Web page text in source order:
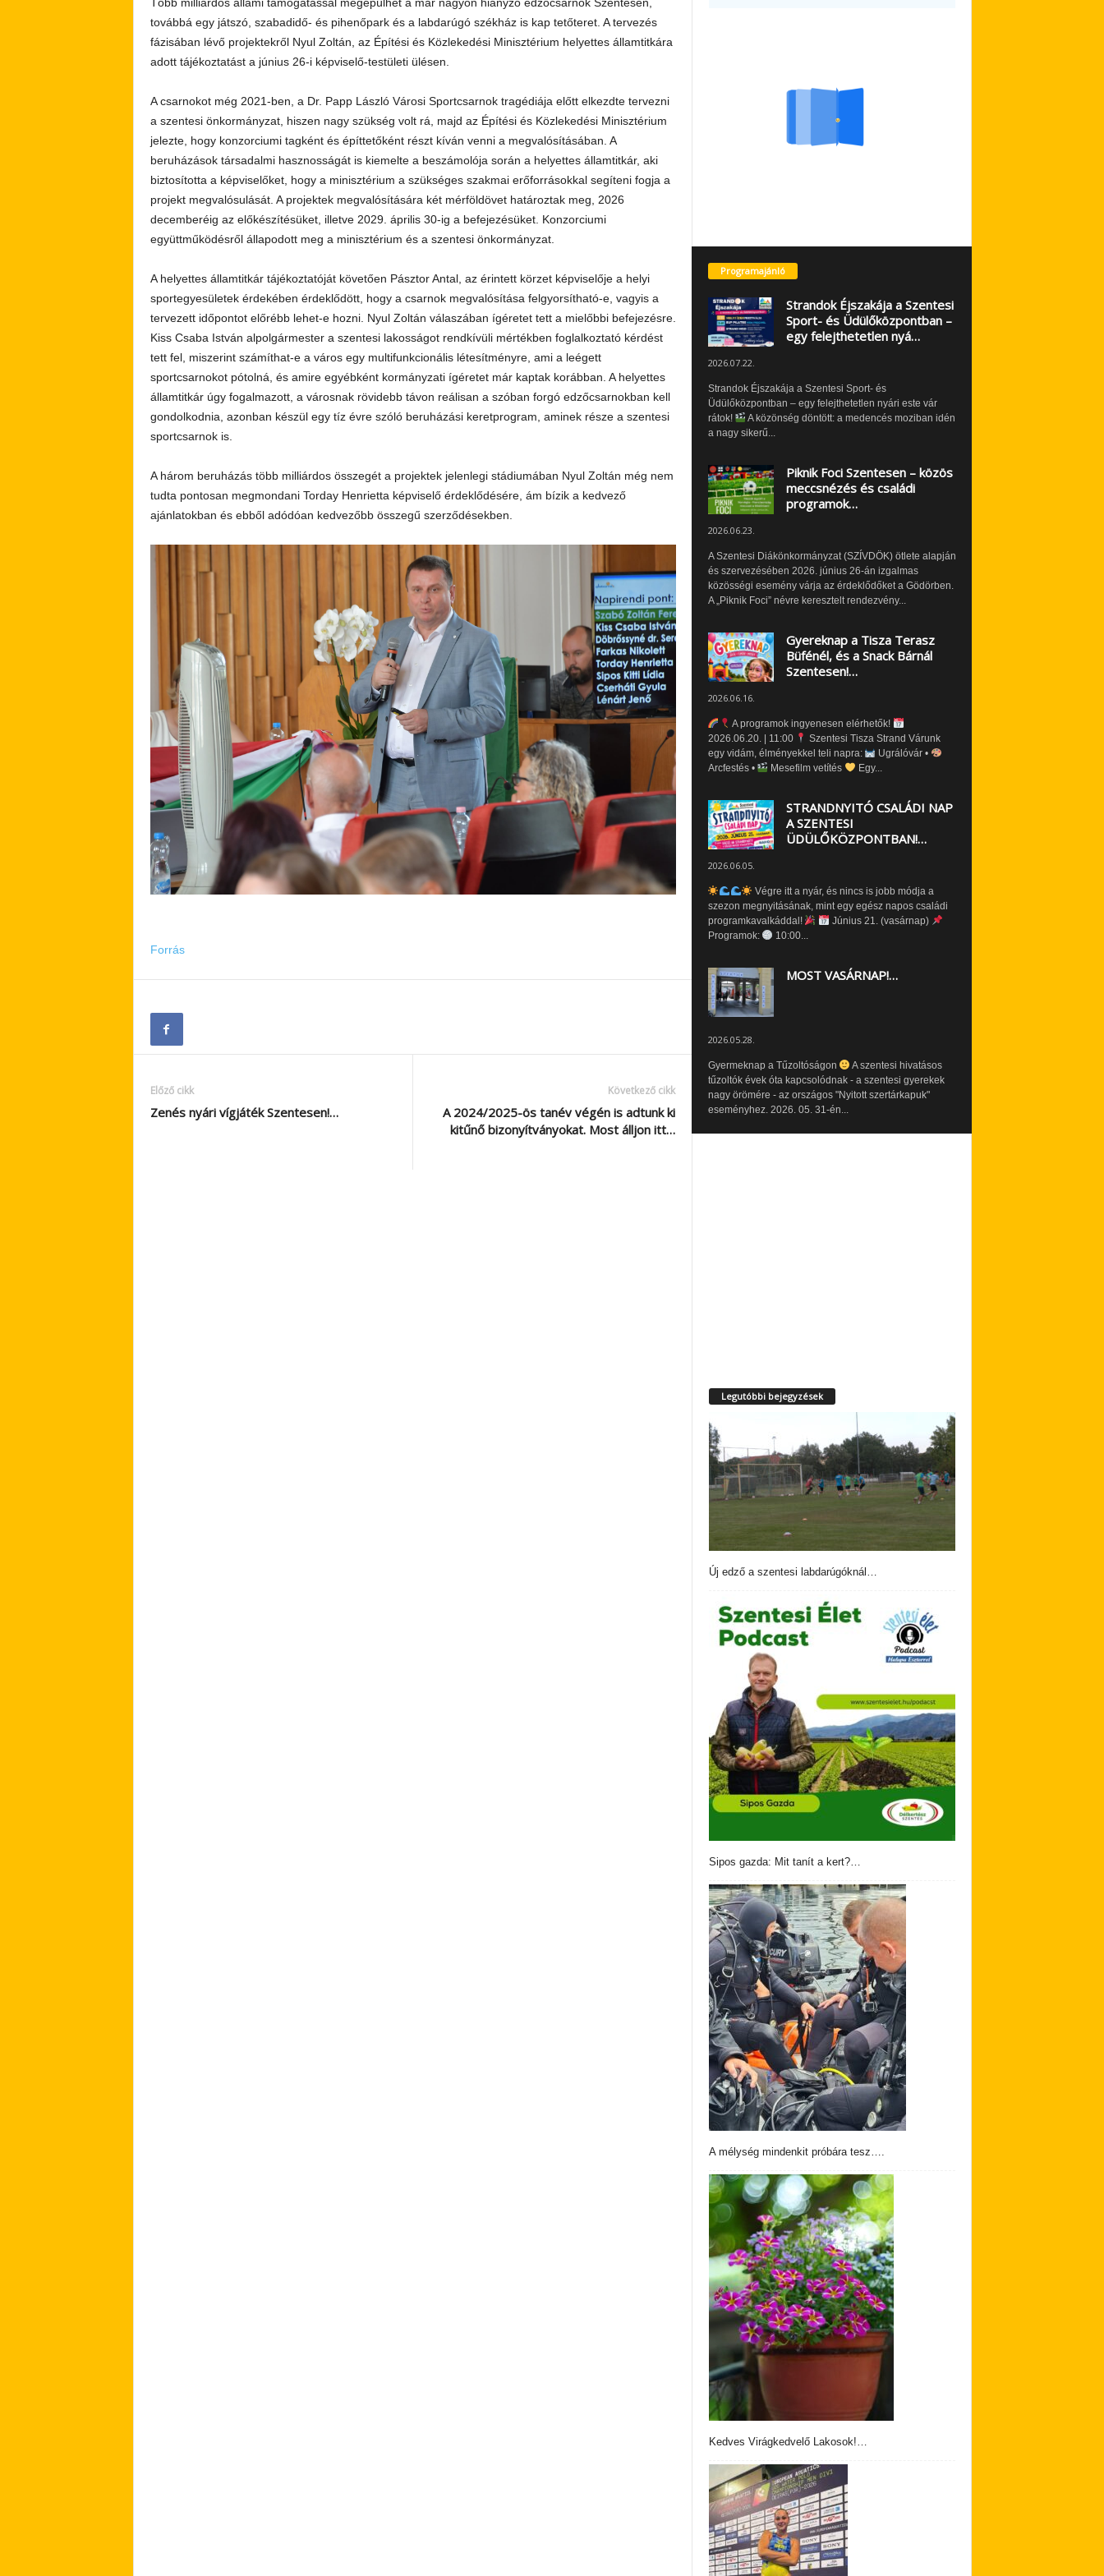
továbbá egy játszó, szabadidő- és pihenőpark és a labdarúgó székház is kap tetőteret. A tervezés
fázisában lévő projektekről Nyul Zoltán, az Építési és Közlekedési Minisztérium helyettes államtitkára
adott tájékoztatást a június 26-i képviselő-testületi ülésen.
A csarnokot még 2021-ben, a Dr. Papp László Városi Sportcsarnok tragédiája előtt elkezdte tervezni
a szentesi önkormányzat, hiszen nagy szükség volt rá, majd az Építési és Közlekedési Minisztérium
jelezte, hogy konzorciumi tagként és építtetőként részt kíván venni a megvalósításában. A
beruházások társadalmi hasznosságát is kiemelte a beszámolója során a helyettes államtitkár, aki
biztosította a képviselőket, hogy a minisztérium a szükséges szakmai erőforrásokkal segíteni fogja a
projekt megvalósulását. A projektek megvalósítására két mérföldövet határoztak meg, 2026
decemberéig az előkészítésüket, illetve 2029. április 30-ig a befejezésüket. Konzorciumi
együttműködésről állapodott meg a minisztérium és a szentesi önkormányzat.
A helyettes államtitkár tájékoztatóját követően Pásztor Antal, az érintett körzet képviselője a helyi
sportegyesületek érdekében érdeklődött, hogy a csarnok megvalósítása felgyorsítható-e, vagyis a
tervezett időpontot előrébb lehet-e hozni. Nyul Zoltán válaszában ígéretet tett a mielőbbi befejezésre.
Kiss Csaba István alpolgármester a szentesi lakosságot rendkívüli mértékben foglalkoztató kérdést
tett fel, miszerint számíthat-e a város egy multifunkcionális létesítményre, ami a leégett
sportcsarnokot pótolná, és amire egyébként kormányzati ígéretet már kaptak korábban. A helyettes
államtitkár úgy fogalmazott, a városnak rövidebb távon reálisan a szóban forgó edzőcsarnokban kell
gondolkodnia, azonban készül egy tíz évre szóló beruházási keretprogram, aminek része a szentesi
sportcsarnok is.
A három beruházás több milliárdos összegét a projektek jelenlegi stádiumában Nyul Zoltán még nem
tudta pontosan megmondani Torday Henrietta képviselő érdeklődésére, ám bízik a kedvező
ajánlatokban és ebből adódóan kedvezőbb összegű szerződésekben.
Forrás
Előző cikk
Zenés nyári vígjáték Szentesen!…
Következő cikk
A 2024/2025-ös tanév végén is adtunk ki
kitűnő bizonyítványokat. Most álljon itt…
Programajánló
Strandok Éjszakája a Szentesi
Sport- és Üdülőközpontban –
egy felejthetetlen nyá…
2026.07.22.
Strandok Éjszakája a Szentesi Sport- és
Üdülőközpontban – egy felejthetetlen nyári este vár
rátok!
A közönség döntött: a medencés moziban idén
a nagy sikerű...
Piknik Foci Szentesen – közös
meccsnézés és családi
programok…
2026.06.23.
A Szentesi Diákönkormányzat (SZÍVDÖK) ötlete alapján
és szervezésében 2026. június 26-án izgalmas
közösségi esemény várja az érdeklődőket a Gödörben.
A „Piknik Foci” névre keresztelt rendezvény...
Gyereknap a Tisza Terasz
Büfénél, és a Snack Bárnál
Szentesen!…
2026.06.16.
A programok ingyenesen elérhetők!
2026.06.20. | 11:00
Szentesi Tisza Strand Várunk
egy vidám, élményekkel teli napra:
Ugrálóvár •
Arcfestés •
Mesefilm vetítés Egy...
STRANDNYITÓ CSALÁDI NAP
A SZENTESI
ÜDÜLŐKÖZPONTBAN!…
2026.06.05.
Végre itt a nyár, és nincs is jobb módja a
szezon megnyitásának, mint egy egész napos családi
programkavalkáddal!
Június 21. (vasárnap)
Programok:
10:00...
MOST VASÁRNAP!…
2026.05.28.
Gyermeknap a Tűzoltóságon
A szentesi hivatásos
tűzoltók évek óta kapcsolódnak - a szentesi gyerekek
nagy örömére - az országos "Nyitott szertárkapuk"
eseményhez. 2026. 05. 31-én...
Legutóbbi bejegyzések
Új edző a szentesi labdarúgóknál…
Sipos gazda: Mit tanít a kert?…
A mélység mindenkit próbára tesz….
Kedves Virágkedvelő Lakosok!…